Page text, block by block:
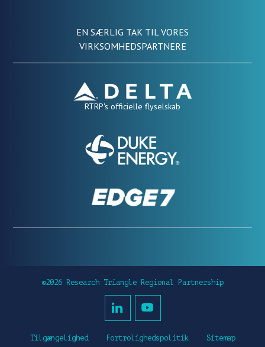
EN SÆRLIG TAK TIL VORES
VIRKSOMHEDSPARTNERE
RTRP's officielle flyselskab
©2026 Research Triangle Regional Partnership
Tilgængelighed Fortrolighedspolitik Sitemap